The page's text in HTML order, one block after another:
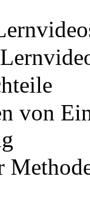
von